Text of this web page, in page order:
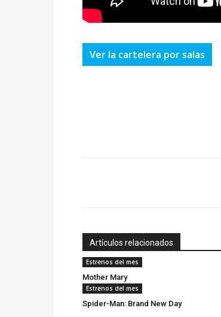
Ver la cartelera por salas
Artículos relacionados
Estrenos del mes
Mother Mary
Estrenos del mes
Spider-Man: Brand New Day